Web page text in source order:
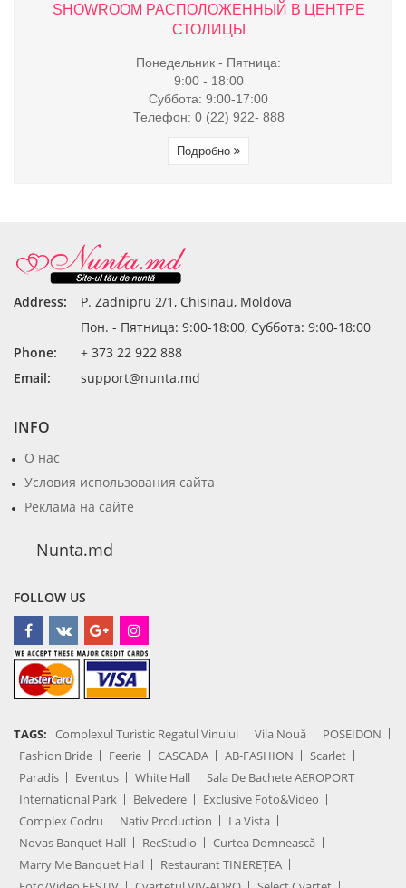
SHOWROOM РАСПОЛОЖЕННЫЙ В ЦЕНТРЕ
СТОЛИЦЫ
Понедельник - Пятница:
9:00 - 18:00
Суббота: 9:00-17:00
Телефон: 0 (22) 922- 888
Подробно
Address:
P. Zadnipru 2/1, Chisinau, Moldova
Пон. - Пятница: 9:00-18:00, Суббота: 9:00-18:00
Phone:
+ 373 22 922 888
Email:
support@nunta.md
INFO
О нас
Условия использования сайта
Реклама на сайте
Nunta.md
FOLLOW US
TAGS: Complexul Turistic Regatul Vinului Vila Nouă
POSEIDON
Fashion Bride
Feerie CASCADA AB-FASHION
Scarlet
Paradis
Eventus White Hall
Sala De Bachete AEROPORT
International Park
Belvedere
Exclusive Foto&Video
Complex Codru
Nativ Production
La Vista
Novas Banquet Hall
RecStudio
Curtea Domnească
Marry Me Banquet Hall
Restaurant TINEREȚEA